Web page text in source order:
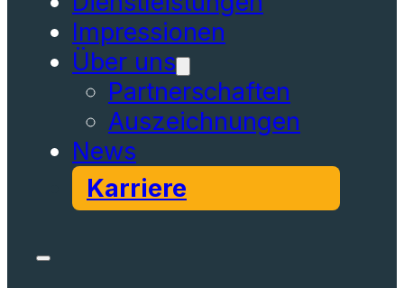
Impressionen
Über uns
Partnerschaften
Auszeichnungen
News
Karriere